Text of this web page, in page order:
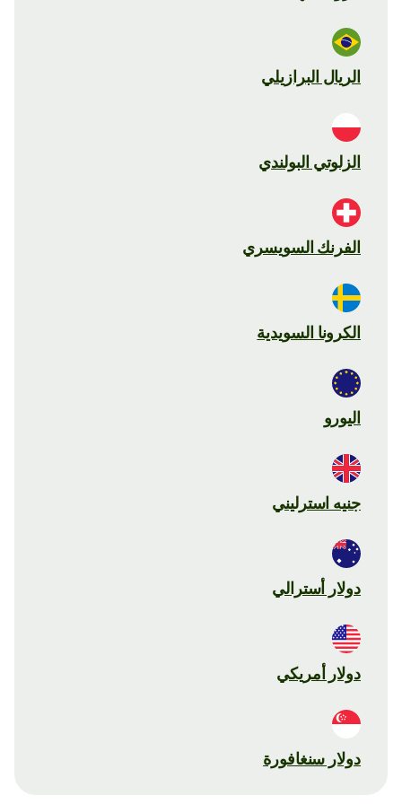
الريال البرازيلي
الزلوتي البولندي
الفرنك السويسري
الكرونا السويدية
اليورو
جنيه استرليني
دولار أسترالي
دولار أمريكي
دولار سنغافورة